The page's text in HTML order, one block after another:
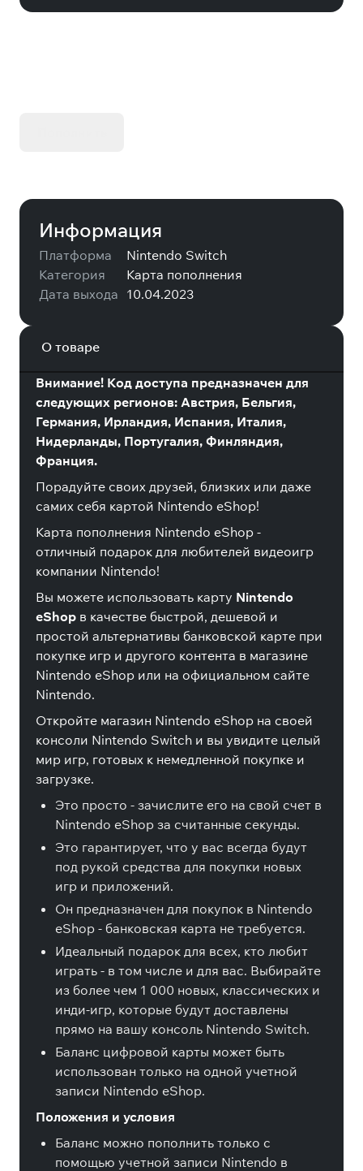
Информация
Платформа
Nintendo Switch
Категория
Карта пополнения
Дата выхода 10.04.2023
О товаре
Внимание! Код доступа предназначен для
следующих регионов: Австрия, Бельгия,
Германия, Ирландия, Испания, Италия,
Нидерланды, Португалия, Финляндия,
Франция.
Порадуйте своих друзей, близких или даже
самих себя картой Nintendo eShop!
Карта пополнения Nintendo eShop -
отличный подарок для любителей видеоигр
компании Nintendo!
Вы можете использовать карту Nintendo
eShop в качестве быстрой, дешевой и
простой альтернативы банковской карте при
покупке игр и другого контента в магазине
Nintendo eShop или на официальном сайте
Nintendo.
Откройте магазин Nintendo eShop на своей
консоли Nintendo Switch и вы увидите целый
мир игр, готовых к немедленной покупке и
загрузке.
Это просто - зачислите его на свой счет в
Nintendo eShop за считанные секунды.
Это гарантирует, что у вас всегда будут
под рукой средства для покупки новых
игр и приложений.
Он предназначен для покупок в Nintendo
eShop - банковская карта не требуется.
Идеальный подарок для всех, кто любит
играть - в том числе и для вас. Выбирайте
из более чем 1 000 новых, классических и
инди-игр, которые будут доставлены
прямо на вашу консоль Nintendo Switch.
Баланс цифровой карты может быть
использован только на одной учетной
записи Nintendo eShop.
Положения и условия
Баланс можно пополнить только с
помощью учетной записи Nintendo в